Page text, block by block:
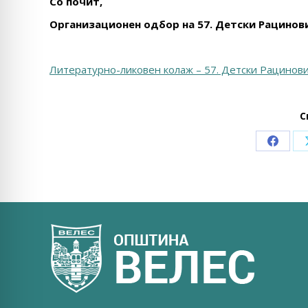
Организационен одбор на 57. Детски
Литературно-ликовен колаж – 57. Детски
Share